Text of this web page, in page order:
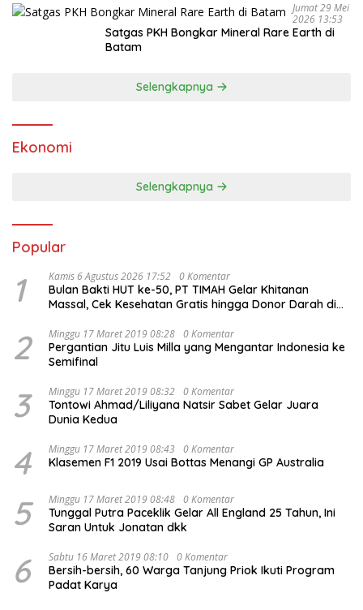
Jumat 29 Mei
2026 13:53
Satgas PKH Bongkar Mineral Rare Earth di
Selengkapnya
Ekonomi
Selengkapnya
Popular
1 Kamis 6 Agustus 2026 17:52 0 Komentar
Bulan Bakti HUT ke-50, PT TIMAH Gelar Khitanan
Massal, Cek Kesehatan Gratis hingga Donor Darah di
2 Minggu 17 Maret 2019 08:28 0 Komentar
Pergantian Jitu Luis Milla yang Mengantar Indonesia ke
Semifinal
3 Minggu 17 Maret 2019 08:32 0 Komentar
Tontowi Ahmad/Liliyana Natsir Sabet Gelar Juara
Dunia Kedua
4 Minggu 17 Maret 2019 08:43 0 Komentar
Klasemen F1 2019 Usai Bottas Menangi GP Australia
5 Minggu 17 Maret 2019 08:48 0 Komentar
Tunggal Putra Paceklik Gelar All England 25 Tahun, Ini
Saran Untuk Jonatan dkk
6 Sabtu 16 Maret 2019 08:10 0 Komentar
Bersih-bersih, 60 Warga Tanjung Priok Ikuti Program
Padat Karya